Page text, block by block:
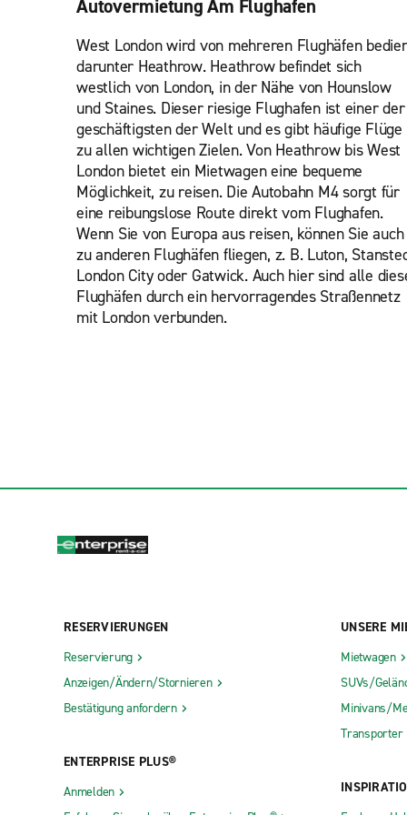
Autovermietung Am Flughafen
West London wird von mehreren Flughäfen
darunter Heathrow. Heathrow befindet sich
westlich von London, in der Nähe von Hounslow
und Staines. Dieser riesige Flughafen ist einer der
geschäftigsten der Welt und es gibt häufige Flüge
zu allen wichtigen Zielen. Von Heathrow bis West
London bietet ein Mietwagen eine bequeme
Möglichkeit, zu reisen. Die Autobahn M4 sorgt für
eine reibungslose Route direkt vom Flughafen.
Wenn Sie von Europa aus reisen, können Sie auch
zu anderen Flughäfen fliegen, z. B. Luton,
London City oder Gatwick. Auch hier sind alle
Flughäfen durch ein hervorragendes Straßennetz
mit London verbunden.
RESERVIERUNGEN
Reservierung
Anzeigen/Ändern/Stornieren
Bestätigung anfordern
ENTERPRISE PLUS®
Anmelden
UNSERE
Mietwagen
SUVs/
Minivans/
Transporter